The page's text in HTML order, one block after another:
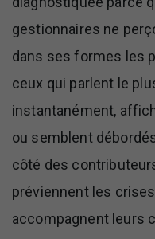
gestionnaires ne
dans ses formes les
ceux qui parlent le
instantanément,
ou semblent
côté des
préviennent les
accompagnent leurs